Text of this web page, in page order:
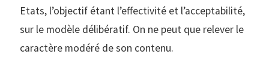
Etats, l’objectif étant l’effectivité et l’acceptabilité,
sur le modèle délibératif. On ne peut que relever le
caractère modéré de son contenu.